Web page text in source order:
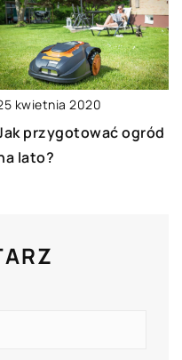
kwietnia 2020
przygotować ogród
lato?